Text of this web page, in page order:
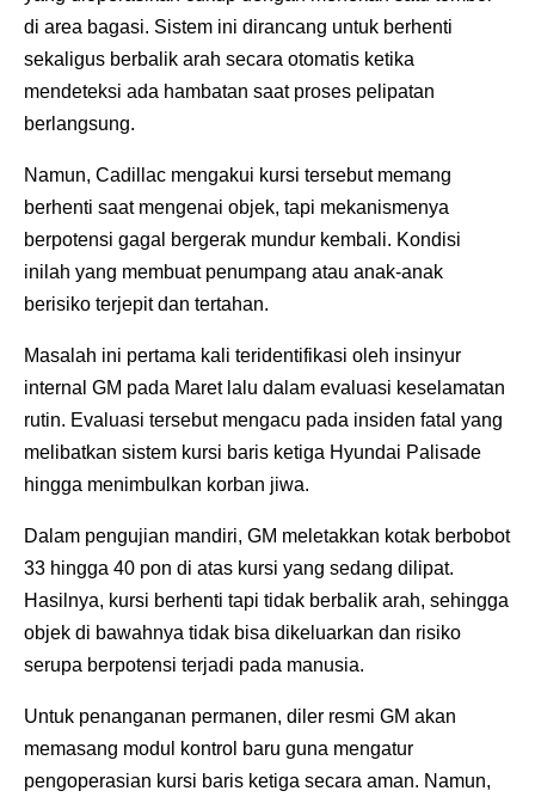
di area bagasi. Sistem ini dirancang untuk berhenti
sekaligus berbalik arah secara otomatis ketika
mendeteksi ada hambatan saat proses pelipatan
berlangsung.
Namun, Cadillac mengakui kursi tersebut memang
berhenti saat mengenai objek, tapi mekanismenya
berpotensi gagal bergerak mundur kembali. Kondisi
inilah yang membuat penumpang atau anak-anak
berisiko terjepit dan tertahan.
Masalah ini pertama kali teridentifikasi oleh insinyur
internal GM pada Maret lalu dalam evaluasi keselamatan
rutin. Evaluasi tersebut mengacu pada insiden fatal yang
melibatkan sistem kursi baris ketiga Hyundai Palisade
hingga menimbulkan korban jiwa.
Dalam pengujian mandiri, GM meletakkan kotak berbobot
33 hingga 40 pon di atas kursi yang sedang dilipat.
Hasilnya, kursi berhenti tapi tidak berbalik arah, sehingga
objek di bawahnya tidak bisa dikeluarkan dan risiko
serupa berpotensi terjadi pada manusia.
Untuk penanganan permanen, diler resmi GM akan
memasang modul kontrol baru guna mengatur
pengoperasian kursi baris ketiga secara aman. Namun,